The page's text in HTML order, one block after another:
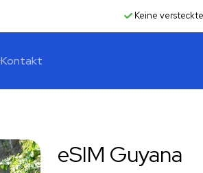
Keine
Kontakt
eSIM Guyana